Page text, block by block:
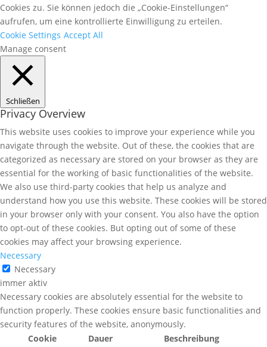
Cookies zu. Sie können jedoch die „Cookie-Einstellungen“
aufrufen, um eine kontrollierte Einwilligung zu erteilen.
Cookie Settings Accept All
Manage consent
Schließen
Privacy Overview
This website uses cookies to improve your experience while you
navigate through the website. Out of these, the cookies that are
categorized as necessary are stored on your browser as they are
essential for the working of basic functionalities of the website.
We also use third-party cookies that help us analyze and
understand how you use this website. These cookies will be stored
in your browser only with your consent. You also have the option
to opt-out of these cookies. But opting out of some of these
cookies may affect your browsing experience.
Necessary
Necessary
immer aktiv
Necessary cookies are absolutely essential for the website to
function properly. These cookies ensure basic functionalities and
security features of the website, anonymously.
Cookie
Dauer Beschreibung